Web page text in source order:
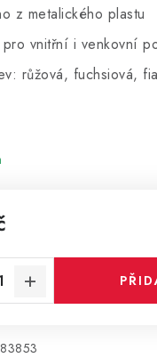
z metalického plastu
vnitřní i venkovní
růžová, fuchsiová,